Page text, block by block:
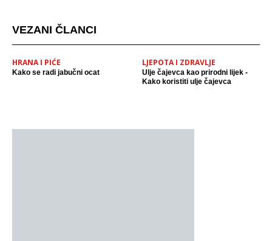
VEZANI ČLANCI
HRANA I PIĆE
Kako se radi jabučni ocat
LJEPOTA I ZDRAVLJE
Ulje čajevca kao prirodni lijek -
Kako koristiti ulje čajevca